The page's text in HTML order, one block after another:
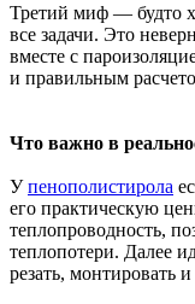
Третий миф — будто
все задачи. Это
вместе с
и правильным
Что важно в
Упенополистирола
его практическую
теплопроводность,
теплопотери. Далее
резать, монтировать